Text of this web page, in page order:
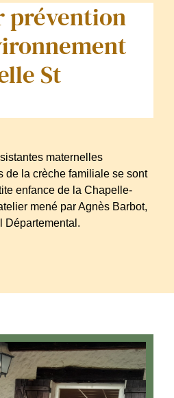
prévention
St
maternelles
de la crèche familiale se sont
enfance de la Chapelle-
mené par Agnès Barbot,
Départemental.